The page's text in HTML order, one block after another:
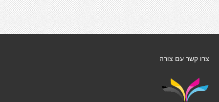
צרו קשר עם צורה